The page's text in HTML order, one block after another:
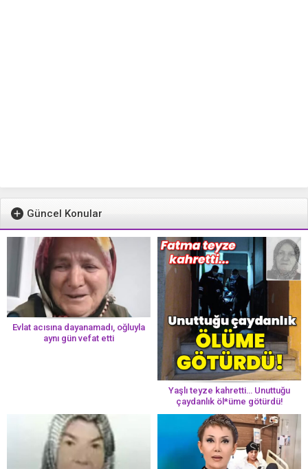
Güncel Konular
Evlat acısına dayanamadı, oğluyla
aynı gün vefat etti
Yaşlı teyze kahretti… Unuttuğu
çaydanlık öl*üme götürdü!